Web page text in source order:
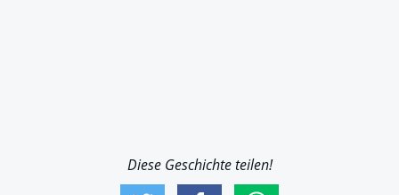
Diese Geschichte teilen!